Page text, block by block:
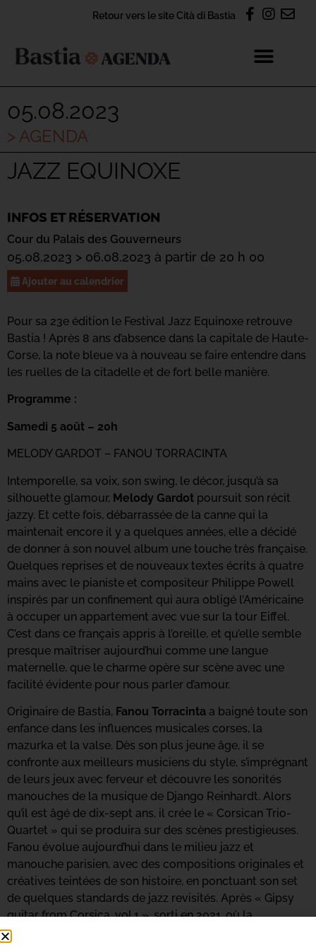
Retour vers le site Cità di Bastia
05.08.2023
> AGENDA
JAZZ EQUINOXE
INFOS ET RÉSERVATION
Cour du Palais des Gouverneurs
05.08.2023 > 06.08.2023 à partir de 20 h 00
Ajouter au calendrier
Pour sa 23e édition le Festival Jazz Equinoxe retrouve
Bastia ! Après 8 ans d’absence dans la capitale de Haute-
Corse, la note bleue va à nouveau se faire entendre dans
les ruelles de la citadelle et de fort belle manière.
Programme :
Samedi 5 août – 20h
MELODY GARDOT – FANOU TORRACINTA
Intemporelle, sa voix, son swing, le décor, jusqu’à sa
silhouette glamour, Melody Gardot poursuit son récit
jazzy. Et cette fois, débarrassée de la canne qui la
maintenait encore il y a quelques années, elle a décidé
de donner à son nouvel album une touche très française.
Quelques reprises et de nouveaux textes écrits à quatre
mains avec le pianiste et compositeur Philippe Powell
inspirés par un confinement qui aura obligé l’Américaine
à occuper un appartement avec vue sur la tour Eiffel.
C’est dans ce français appris à l’oreille, et qu’elle semble
presque maîtriser aujourd’hui comme une langue
maternelle, que le charme opère sur scène avec une
facilité évidente pour nous parler d’amour.
Originaire de Bastia, Fanou Torracinta a baigné toute son
enfance dans les influences musicales corses, la
mazurka et la valse. Dès son plus jeune âge, il se
confronte aux meilleurs musiciens du style, s’imprégnant
de leurs jeux avec ferveur et découvre les sonorités
manouches de la musique de Django Reinhardt. Alors
qu’il est âgé de dix-sept ans, il crée le « Corsican Trio-
Quartet » qui se produira sur des scènes prestigieuses.
Fanou évolue aujourd’hui dans le milieu jazz et
manouche parisien, avec des compositions originales et
créatives teintées de son histoire, en ponctuant son set
de quelques standards de jazz revisités. Après « Gipsy
guitar from Corsica, vol.1 », sorti en 2021, où la
composition se fait de plus en plus présente, il nous